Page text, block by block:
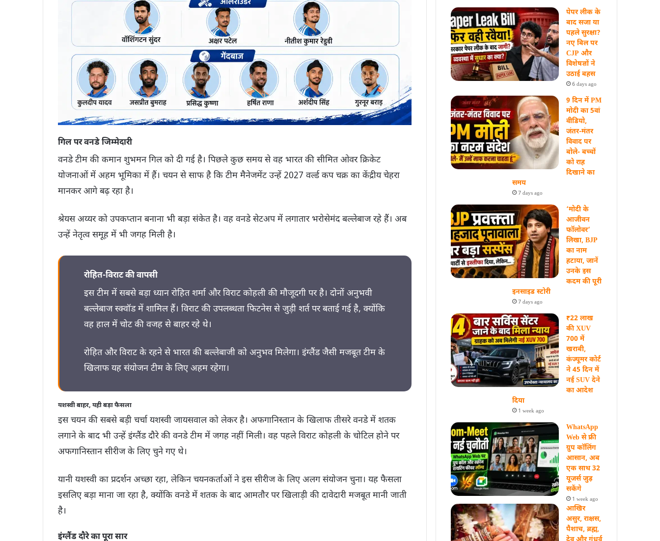
गिल पर वनडे जिम्मेदारी
वनडे टीम की कमान शुभमन गिल को दी गई है। पिछले कुछ समय से वह भारत की सीमित ओवर क्रिकेट
योजनाओं में अहम भूमिका में हैं। चयन से साफ है कि टीम मैनेजमेंट उन्हें 2027 वर्ल्ड कप चक्र का केंद्रीय चेहरा
मानकर आगे बढ़ रहा है।
श्रेयस अय्यर को उपकप्तान बनाना भी बड़ा संकेत है। वह वनडे सेटअप में लगातार भरोसेमंद बल्लेबाज रहे हैं। अब
उन्हें नेतृत्व समूह में भी जगह मिली है।
रोहित-विराट की वापसी
इस टीम में सबसे बड़ा ध्यान रोहित शर्मा और विराट कोहली की मौजूदगी पर है। दोनों अनुभवी
बल्लेबाज स्क्वॉड में शामिल हैं। विराट की उपलब्धता फिटनेस से जुड़ी शर्त पर बताई गई है, क्योंकि
वह हाल में चोट की वजह से बाहर रहे थे।
रोहित और विराट के रहने से भारत की बल्लेबाजी को अनुभव मिलेगा। इंग्लैंड जैसी मजबूत टीम के
खिलाफ यह संयोजन टीम के लिए अहम रहेगा।
यशस्वी बाहर, यही बड़ा फैसला
इस चयन की सबसे बड़ी चर्चा यशस्वी जायसवाल को लेकर है। अफगानिस्तान के खिलाफ तीसरे वनडे में शतक
लगाने के बाद भी उन्हें इंग्लैंड दौरे की वनडे टीम में जगह नहीं मिली। वह पहले विराट कोहली के चोटिल होने पर
अफगानिस्तान सीरीज के लिए चुने गए थे।
यानी यशस्वी का प्रदर्शन अच्छा रहा, लेकिन चयनकर्ताओं ने इस सीरीज के लिए अलग संयोजन चुना। यह फैसला
इसलिए बड़ा माना जा रहा है, क्योंकि वनडे में शतक के बाद आमतौर पर खिलाड़ी की दावेदारी मजबूत मानी जाती
है।
इंग्लैंड दौरे का पूरा सार
पेपर लीक के
बाद सजा या
पहले सुरक्षा?
नए बिल पर
CJP और
विशेषज्ञों ने
उठाई बहस
6 days ago
9 दिन में PM
मोदी का 5वां
वीडियो,
जंतर-मंतर
विवाद पर
बोले- बच्चों
को राह
दिखाने का
समय
7 days ago
‘मोदी के
आजीवन
फॉलोवर’
लिखा, BJP
का नाम
हटाया, जानें
उनके इस
कदम की पूरी
इनसाइड स्‍टोरी
7 days ago
₹22 लाख
की XUV
700 में
खराबी,
कंज्यूमर कोर्ट
ने 45 दिन में
नई SUV देने
का आदेश
दिया
1 week ago
WhatsApp
Web से फ्री
ग्रुप कॉलिंग
आसान, अब
एक साथ 32
यूजर्स जुड़
सकेंगे
1 week ago
आखिर
असुर, राक्षस,
पैशाच, ब्रह्म,